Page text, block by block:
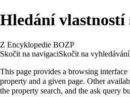
Hledání
Z Encyklopedie BOZP
Skočit na navigaciSkočit na vyhledávání
This page provides a browsing
property and a given page. Other
the property search, and the ask query